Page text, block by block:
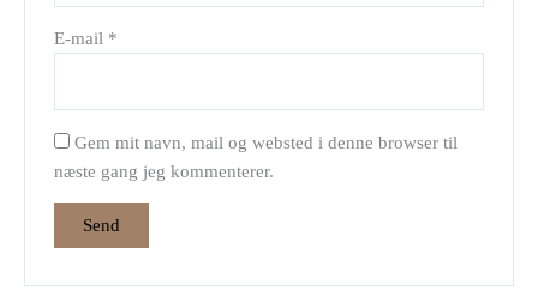
E-mail *
Gem mit navn, mail og websted i denne browser til
næste gang jeg kommenterer.